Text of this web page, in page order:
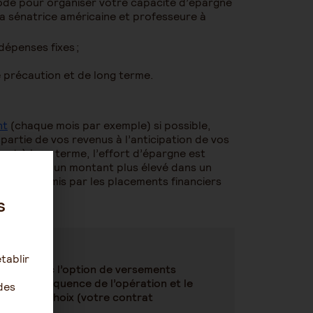
américaine et professeure à
fixes ;
précaution et de long terme.
(chaque mois par exemple) si possible,
de vos revenus à l’anticipation de vos
à long terme, l’effort d’épargne est
un montant plus élevé dans un
permis par les placements financiers
avec l’option de versements
et la fréquence de l’opération et le
de votre choix (votre contrat